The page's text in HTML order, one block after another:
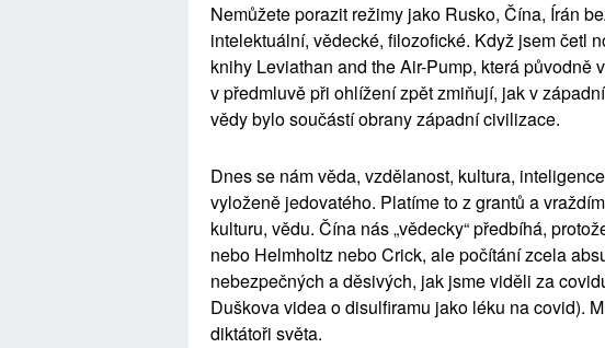
Nemůžete porazit režimy jako Rusko, Čína, Írán
intelektuální, vědecké, filozofické. Když jsem četl
knihy Leviathan and theAir-Pump, která původně
v předmluvě při ohlížení zpět zmiňují, jak v
vědy bylo součástí obrany západní civilizace.
Dnes se nám věda, vzdělanost, kultura,
vyloženě jedovatého. Platíme to z grantů a
kulturu, vědu. Čína nás „vědecky“ předbíhá,
nebo Helmholtz nebo Crick, ale počítání zcela
nebezpečných a děsivých, jak jsme viděli za
Duškova videaodisulfiramu jako léku nacovid).
diktátoři světa.